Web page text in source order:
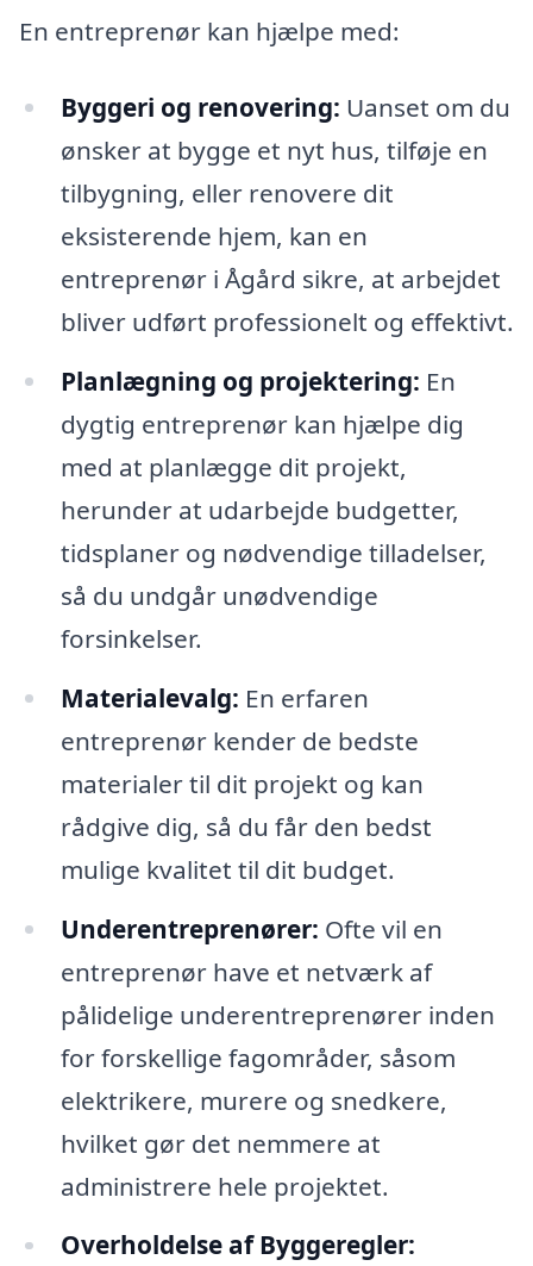
En entreprenør kan hjælpe med:
Byggeri og renovering: Uanset om du
ønsker at bygge et nyt hus, tilføje en
tilbygning, eller renovere dit
eksisterende hjem, kan en
entreprenør i Ågård sikre, at arbejdet
bliver udført professionelt og effektivt.
Planlægning og projektering: En
dygtig entreprenør kan hjælpe dig
med at planlægge dit projekt,
herunder at udarbejde budgetter,
tidsplaner og nødvendige tilladelser,
så du undgår unødvendige
forsinkelser.
Materialevalg: En erfaren
entreprenør kender de bedste
materialer til dit projekt og kan
rådgive dig, så du får den bedst
mulige kvalitet til dit budget.
Underentreprenører: Ofte vil en
entreprenør have et netværk af
pålidelige underentreprenører inden
for forskellige fagområder, såsom
elektrikere, murere og snedkere,
hvilket gør det nemmere at
administrere hele projektet.
Overholdelse af Byggeregler: